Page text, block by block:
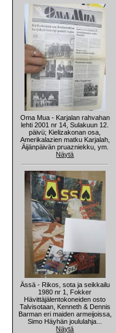
Oma Mua - Karjalan rahvahan
lehti 2001 nr 14, Sulakuun 12.
päivü; Kielizakonan osa,
Amerikalazien matku Karjalah,
Äijänpäivän pruazniekku, ym.
Näytä
Ässä - Rikos, sota ja seikkailu
1980 nr 1, Fokker
Hävittäjälentokoneiden osto
Talvisotaan, Kenneth & Dennis
Barman eri maiden armeijoissa,
Simo Häyhän joululahja...
Näytä